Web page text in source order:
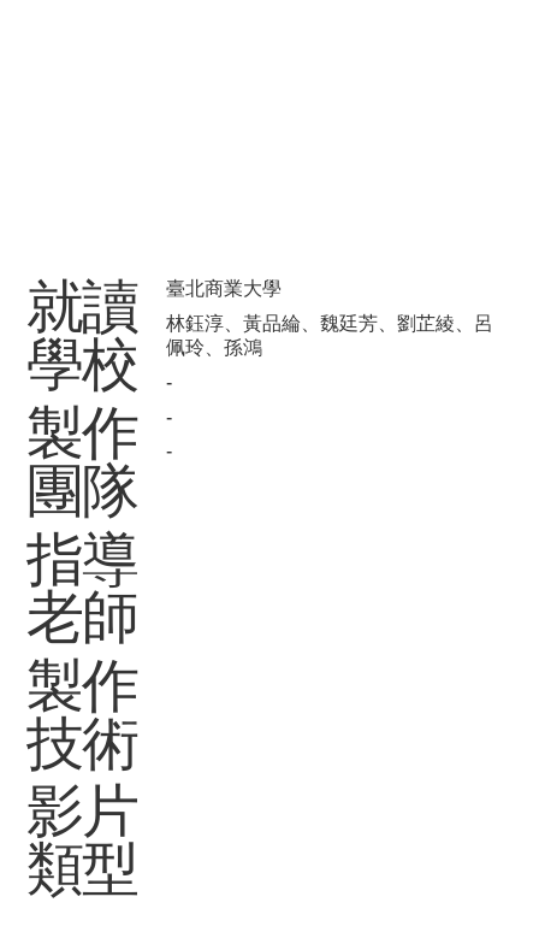
​就讀
學校
製作
團隊
指導
老師
製作
技術
影片
類型
臺北商業大學
林鈺淳、黃品綸、魏廷芳、劉芷綾、呂
佩玲、孫鴻
-
-
-